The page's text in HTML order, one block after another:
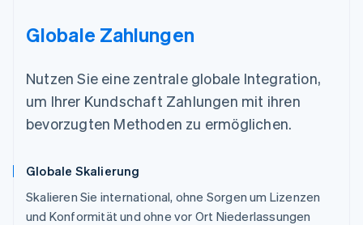
Globale Zahlungen
Nutzen Sie eine zentrale globale Integration,
um Ihrer Kundschaft Zahlungen mit ihren
bevorzugten Methoden zu ermöglichen.
Globale Skalierung
Skalieren Sie international, ohne Sorgen um Lizenzen
und Konformität und ohne vor Ort Niederlassungen